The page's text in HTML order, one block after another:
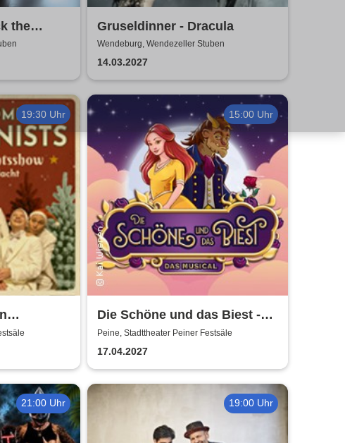
the
Gruseldinner - Dracula
Wendeburg, Wendezeller Stuben
14.03.2027
19:30 Uhr
ist die
15:00 Uhr
Die Schöne und das Biest -
das Musical | Theater Liberi
Peine, Stadttheater Peiner Festsäle
17.04.2027
21:00 Uhr 19:00 Uhr